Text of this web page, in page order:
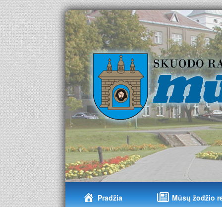
Pradžia Mūsų žodžio